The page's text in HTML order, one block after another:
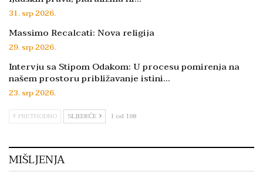
31. srp 2026.
Massimo Recalcati: Nova religija
29. srp 2026.
Intervju sa Stipom Odakom: U procesu pomirenja na
našem prostoru približavanje istini…
23. srp 2026.
PRETHODNO SLJEDEĆE 1 od 198
MIŠLJENJA